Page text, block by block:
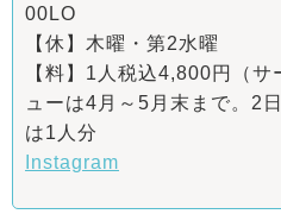
00LO
【休】木曜・第2水曜
【料】1人税込4,800円（
ューは4月～5月末まで。2
は1人分
Instagram